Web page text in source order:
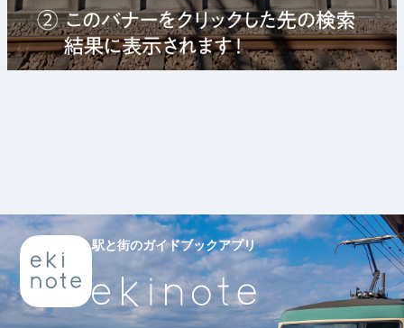
駅と街のガイドブックアプリ